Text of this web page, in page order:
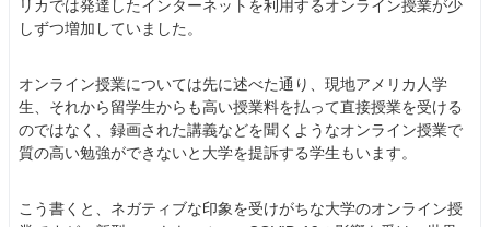
リカでは発達したインターネットを利用するオンライン授業が少
しずつ増加していました。
オンライン授業については先に述べた通り、現地アメリカ人学
生、それから留学生からも高い授業料を払って直接授業を受ける
のではなく、録画された講義などを聞くようなオンライン授業で
質の高い勉強ができないと大学を提訴する学生もいます。
こう書くと、ネガティブな印象を受けがちな大学のオンライン授